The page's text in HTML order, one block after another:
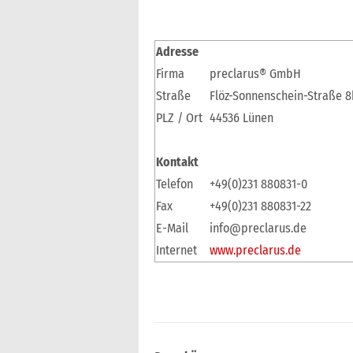
Adresse
Firma
preclarus® GmbH
Straße
Flöz-Sonnenschein-Straße
PLZ / Ort 44536 Lünen
Kontakt
Telefon
+49(0)231 880831-0
Fax
+49(0)231 880831-22
E-Mail
info@preclarus.de
Internet
www.preclarus.de